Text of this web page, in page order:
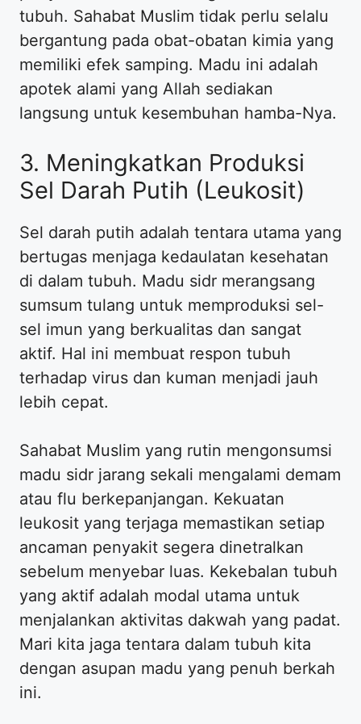
tubuh. Sahabat Muslim tidak perlu selalu
bergantung pada obat-obatan kimia yang
memiliki efek samping. Madu ini adalah
apotek alami yang Allah sediakan
langsung untuk kesembuhan hamba-Nya.
3. Meningkatkan Produksi
Sel Darah Putih (Leukosit)
Sel darah putih adalah tentara utama yang
bertugas menjaga kedaulatan kesehatan
di dalam tubuh. Madu sidr merangsang
sumsum tulang untuk memproduksi sel-
sel imun yang berkualitas dan sangat
aktif. Hal ini membuat respon tubuh
terhadap virus dan kuman menjadi jauh
lebih cepat.
Sahabat Muslim yang rutin mengonsumsi
madu sidr jarang sekali mengalami demam
atau flu berkepanjangan. Kekuatan
leukosit yang terjaga memastikan setiap
ancaman penyakit segera dinetralkan
sebelum menyebar luas. Kekebalan tubuh
yang aktif adalah modal utama untuk
menjalankan aktivitas dakwah yang padat.
Mari kita jaga tentara dalam tubuh kita
dengan asupan madu yang penuh berkah
ini.